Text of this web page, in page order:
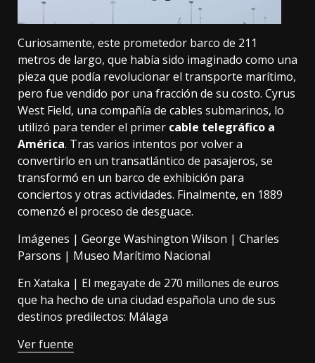
Curiosamente, este prometedor barco de 211
metros de largo, que había sido imaginado como una
pieza que podía revolucionar el transporte marítimo,
pero fue vendido por una fracción de su costo. Cyrus
West Field, una compañía de cables submarinos, lo
utilizó para tender el primer cable telegráfico a
América. Tras varios intentos por volver a
convertirlo en un transatlántico de pasajeros, se
transformó en un barco de exhibición para
conciertos y otras actividades. Finalmente, en 1889
comenzó el proceso de desguace.
Imágenes | George Washington Wilson | Charles
Parsons | Museo Marítimo Nacional
En Xataka | El megayate de 270 millones de euros
que ha hecho de una ciudad española uno de sus
destinos predilectos: Málaga
Ver fuente